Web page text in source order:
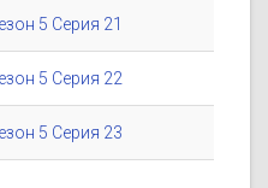
5 Серия 21
5 Серия 22
5 Серия 23